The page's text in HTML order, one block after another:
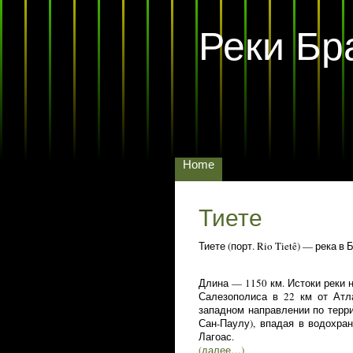
Реки
Home
Тиете
Тиете (порт. Rio Tietê) — река в
Длина — 1150 км. Истоки реки
Салезополиса в 22 км от
западном направлении по
Сан-Паулу), впадая в
Лагоас.
(далее…)